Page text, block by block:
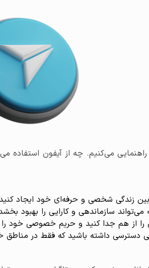
می‌کنیم. چه از آیفون استفاده
زندگی شخصی و حرفه‌ای خود ایجاد
سازماندهی و کارایی را بهبود
از هم جدا کنید و حریم خصوصی خود را
دسترسی داشته باشید که فقط در